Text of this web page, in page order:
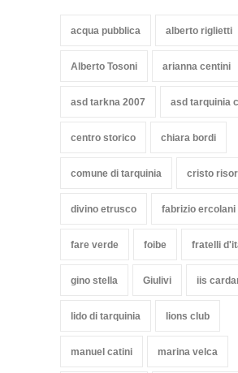
acqua pubblica alberto riglietti
Alberto Tosoni arianna centini
asd tarkna 2007 asd tarquinia
centro storico chiara bordi
comune di tarquinia cristo
divino etrusco fabrizio ercolani
fare verde foibe fratelli
gino stella Giulivi iis
lido di tarquinia lions club
manuel catini marina velca